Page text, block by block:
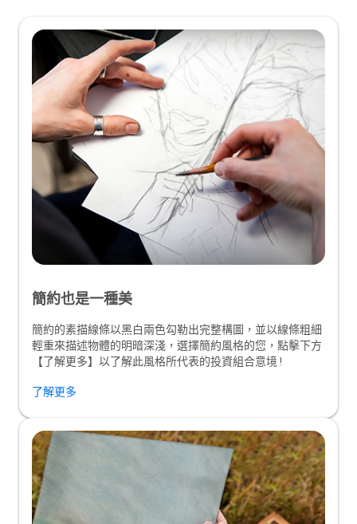
簡約也是一種美
簡約的素描線條以黑白兩色勾勒出完整構圖，並以線條粗細
輕重來描述物體的明暗深淺，選擇簡約風格的您，點擊下方
【了解更多】以了解此風格所代表的投資組合意境 !
了解更多